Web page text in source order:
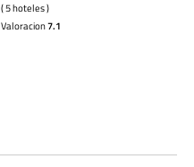
( 5 hoteles )
Valoracion7.1